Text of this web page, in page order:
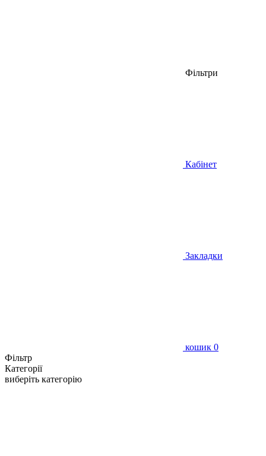
Фільтри
Кабінет
Закладки
кошик 0
Фільтр
Категорії
виберіть категорію